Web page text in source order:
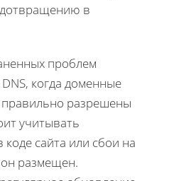
в
проблем
когда доменные
разрешены
учитывать
сайта или сбои на
размещен.